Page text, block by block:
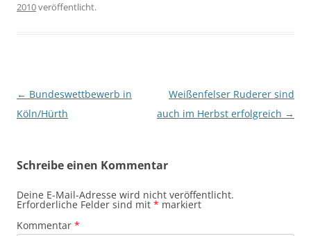
2010veröffentlicht.
Beitragsnavigation
← Bundeswettbewerb in
Köln/Hürth
Weißenfelser Ruderer sind
auch im Herbst erfolgreich →
Schreibe einen Kommentar
Deine E-Mail-Adresse wird nicht veröffentlicht.
Erforderliche Felder sind mit * markiert
Kommentar *